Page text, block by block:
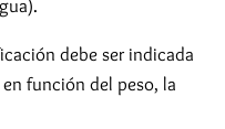
debe ser indicada
función del peso, la